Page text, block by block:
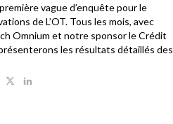
vague d’enquête pour le
de L’OT. Tous les mois, avec
Omnium et notre sponsor le Crédit
les résultats détaillés des